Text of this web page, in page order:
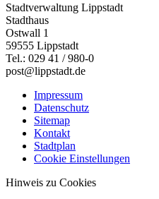
Stadtverwaltung Lippstadt
Stadthaus
Ostwall 1
59555 Lippstadt
Tel.: 029 41 / 980-0
post@lippstadt.de
Impressum
Datenschutz
Sitemap
Kontakt
Stadtplan
Cookie Einstellungen
Hinweis zu Cookies